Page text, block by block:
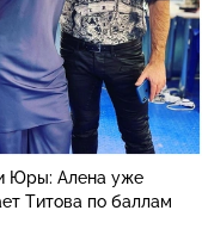
Юры: Алена уже
Титова по баллам